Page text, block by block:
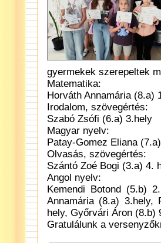
gyermekek szerepeltek
Matematika:
Horváth Annamária (8.a)
Irodalom, szövegértés:
Szabó Zsófi (6.a) 3.hely
Magyar nyelv:
Patay-Gomez Eliana
Olvasás, szövegértés:
Szántó Zoé Bogi (3.a) 4.
Angol nyelv:
Kemendi Botond (5.b)
Annamária (8.a)
hely, Győrvári Áron (8.b)
Gratulálunk a